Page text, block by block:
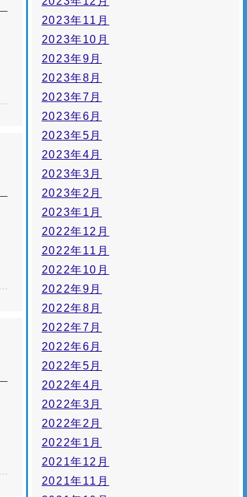
2023年11月
2023年10月
2023年9月
2023年8月
2023年7月
2023年6月
2023年5月
2023年4月
2023年3月
2023年2月
2023年1月
2022年12月
2022年11月
2022年10月
2022年9月
2022年8月
2022年7月
2022年6月
2022年5月
2022年4月
2022年3月
2022年2月
2022年1月
2021年12月
2021年11月